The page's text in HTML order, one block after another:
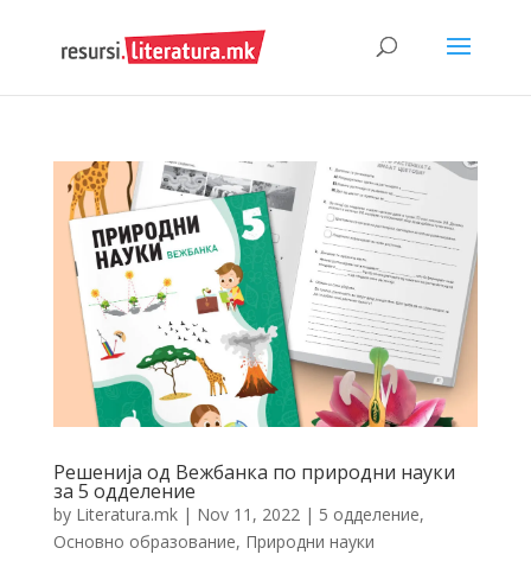
Решенија од Вежбанка по природни науки
за 5 одделение
by Literatura.mk| Nov 11, 2022| 5 одделение,
Основно образование, Природни науки